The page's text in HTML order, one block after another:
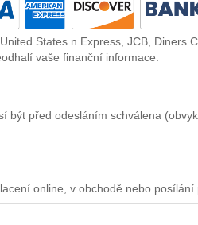
States n Express, JCB, Diners
vaše finanční informace.
být před odesláním schválena
online, v obchodě nebo posílání